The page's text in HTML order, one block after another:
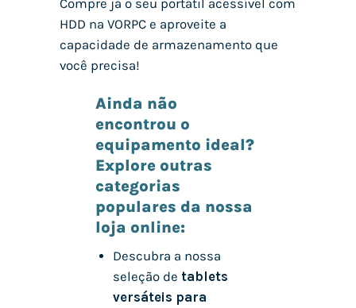
Compre já o seu portátil acessível com
HDD na VORPC e aproveite a
capacidade de armazenamento que
você precisa!
Ainda não
encontrou o
equipamento ideal?
Explore outras
categorias
populares da nossa
loja online:
Descubra a nossa
seleção de tablets
versáteis para